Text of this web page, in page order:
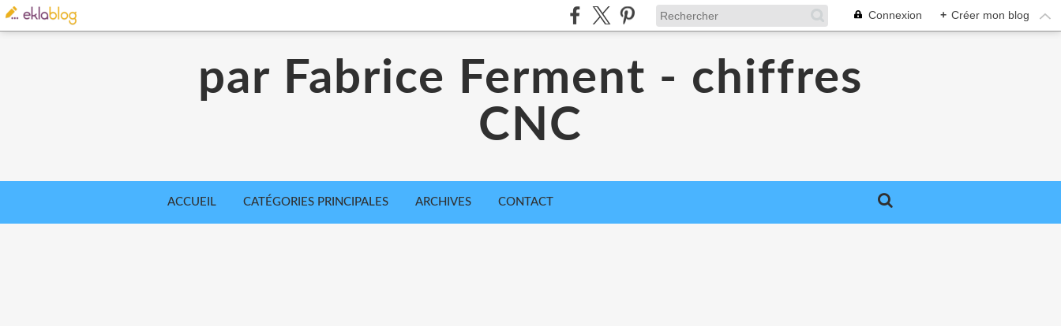
Connexion + Créer mon blog
par Fabrice Ferment - chiffres
CNC
ACCUEIL CATÉGORIES PRINCIPALES ARCHIVES CONTACT